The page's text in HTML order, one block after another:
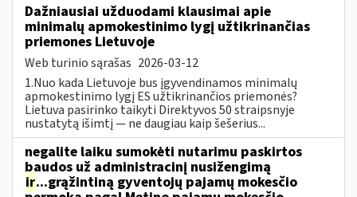
Dažniausiai užduodami klausimai apie
minimalų apmokestinimo lygį užtikrinančias
priemones Lietuvoje
Web turinio sąrašas 2026-03-12
1.Nuo kada Lietuvoje bus įgyvendinamos minimalų
apmokestinimo lygį ES užtikrinančios priemonės?
Lietuva pasirinko taikyti Direktyvos 50 straipsnyje
nustatytą išimtį — ne daugiau kaip šešerius...
negalite laiku sumokėti nutarimu paskirtos
baudos už administracinį nusižengimą
ir...grąžintiną gyventojų pajamų mokesčio